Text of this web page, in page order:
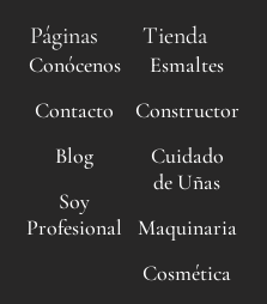
Páginas
Conócenos
Contacto
Blog
Soy
Profesional
Tienda
Esmaltes
Constructor
Cuidado
de Uñas
Maquinaria
Cosmética